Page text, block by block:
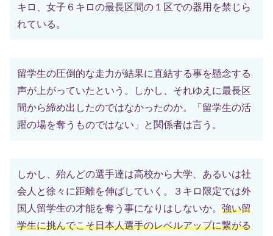
キロ、女子６キロの最長区間の１区での器用を禁じら
れている。
留学生の圧倒的な走力が結果に直結する事を懸念する
声が上がっていたという。しかし、それゆえに最長区
間から締め出したのではなかったのか。「留学生の活
躍の場を奪うものではない」と関係者は言う。
しかし、殆んどの選手達は高校から大学、あるいは社
会人と徐々に距離を伸ばしていく。３キロ限定では外
国人留学生の才能を奪う事になりはしないか。 強い留
学生に挑んでこそ日本人選手のレベルアップに繋がる